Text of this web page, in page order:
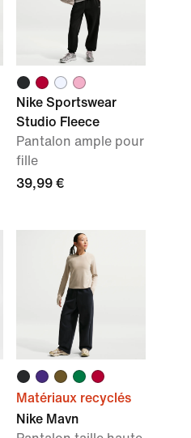
Nike Sportswear
Studio Fleece
Pantalon ample pour
fille
39,99 €
Matériaux recyclés
Nike Mavn